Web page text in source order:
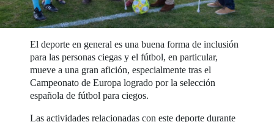
El deporte en general es una buena forma de inclusión
para las personas ciegas y el fútbol, en particular,
mueve a una gran afición, especialmente tras el
Campeonato de Europa logrado por la selección
española de fútbol para ciegos.
Las actividades relacionadas con este deporte durante